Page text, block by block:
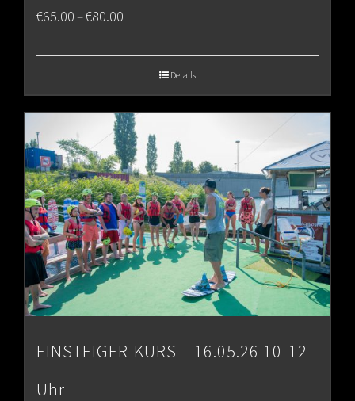
€65.00–€80.00
€80.00
Details
EINSTEIGER-KURS – 16.05.26 10-12
Uhr